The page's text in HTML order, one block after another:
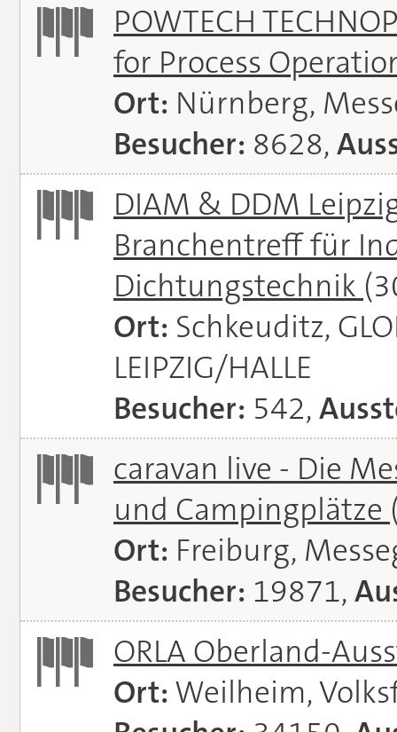
POWTECH
for Process
Ort: Nürnberg,
Besucher: 8628,
DIAM & DDM
Branchentreff für
Dichtungstechnik
Ort: Schkeuditz,
LEIPZIG/HALLE
Besucher: 542,
caravan live - Die
und Campingplätze
Ort: Freiburg,
Besucher: 19871,
ORLA Oberland-
Ort: Weilheim,